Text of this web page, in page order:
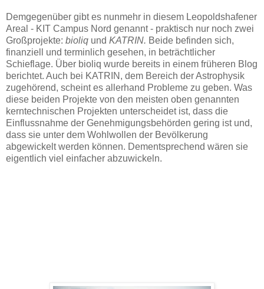
Demgegenüber gibt es nunmehr in diesem Leopoldshafener
Areal - KIT Campus Nord genannt - praktisch nur noch zwei
Großprojekte: bioliq und KATRIN. Beide befinden sich,
finanziell und terminlich gesehen, in beträchtlicher
Schieflage. Über bioliq wurde bereits in einem früheren Blog
berichtet. Auch bei KATRIN, dem Bereich der Astrophysik
zugehörend, scheint es allerhand Probleme zu geben. Was
diese beiden Projekte von den meisten oben genannten
kerntechnischen Projekten unterscheidet ist, dass die
Einflussnahme der Genehmigungsbehörden gering ist und,
dass sie unter dem Wohlwollen der Bevölkerung
abgewickelt werden können. Dementsprechend wären sie
eigentlich viel einfacher abzuwickeln.